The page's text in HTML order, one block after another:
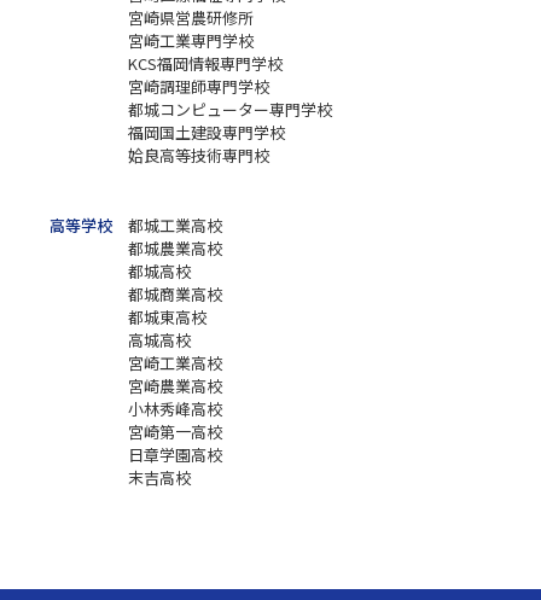
宮崎県営農研修所
宮崎工業専門学校
KCS福岡情報専門学校
宮崎調理師専門学校
都城コンピューター専門学校
福岡国土建設専門学校
姶良高等技術専門校
高等学校
都城工業高校
都城農業高校
都城高校
都城商業高校
都城東高校
高城高校
宮崎工業高校
宮崎農業高校
小林秀峰高校
宮崎第一高校
日章学園高校
末吉高校